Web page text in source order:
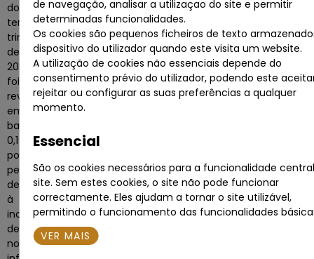
de navegação, analisar a utilizaçao do site e permitir
determinadas funcionalidades.
Os cookies são pequenos ficheiros de texto
dispositivo do utilizador quando este visita um website.
A utilização de cookies não essenciais depende do
consentimento prévio do utilizador, podendo este
rejeitar ou configurar as suas preferências a qualquer
momento.
Essencial
São os cookies necessários para a funcionalidade
site. Sem estes cookies, o site não pode funcionar
correctamente. Eles ajudam a tornar o site utilizável,
permitindo o funcionamento das funcionalidades
VER MAIS
do
terceiro
trimestre
de
2025
foi
revisto
em
baixa
0,1
pontos
percentuais
devido
à
incorporação
de
nova